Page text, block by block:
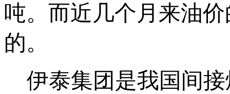
吨。而近几个月来油
的。
伊泰集团是我国间接